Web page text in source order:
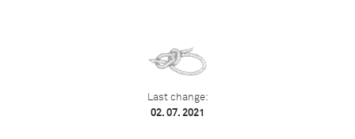
Last change:
02. 07. 2021